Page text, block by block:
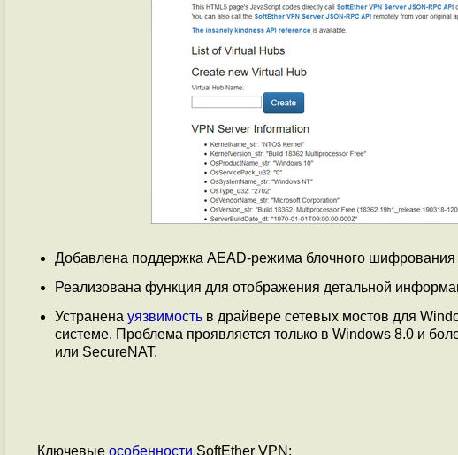
Добавлена поддержка AEAD-режима блочного
Реализована функция для отображения детальной
Устранена уязвимость в драйвере сетевых мостов для
системе. Проблема проявляется только в Windows 8.0 и
или SecureNAT.
Ключевые особенности SoftEther VPN: